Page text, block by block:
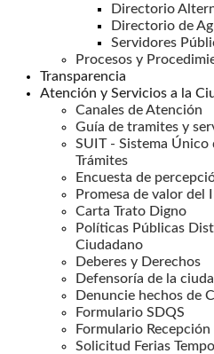
Directorio
Directorio de
Servidores
Procesos y
Transparencia
Atención y Servicios a la
Canales de Atención
Guía de tramites y
SUIT - Sistema
Trámites
Encuesta de
Promesa de valor del
Carta Trato Digno
Políticas Públicas
Ciudadano
Deberes y Derechos
Defensoría de la
Denuncie hechos de
Formulario SDQS
Formulario Recepción
Solicitud Ferias